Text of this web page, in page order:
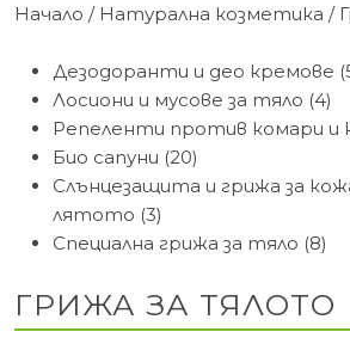
Начало / Натурална козметика /
Дезодоранти и део кремове
Лосиони и мусове за тяло (4)
Репеленти против комари и
Био сапуни (20)
Слънцезащита и грижа за
лятото (3)
Специална грижа за тяло (8)
ГРИЖА ЗА ТЯЛОТО